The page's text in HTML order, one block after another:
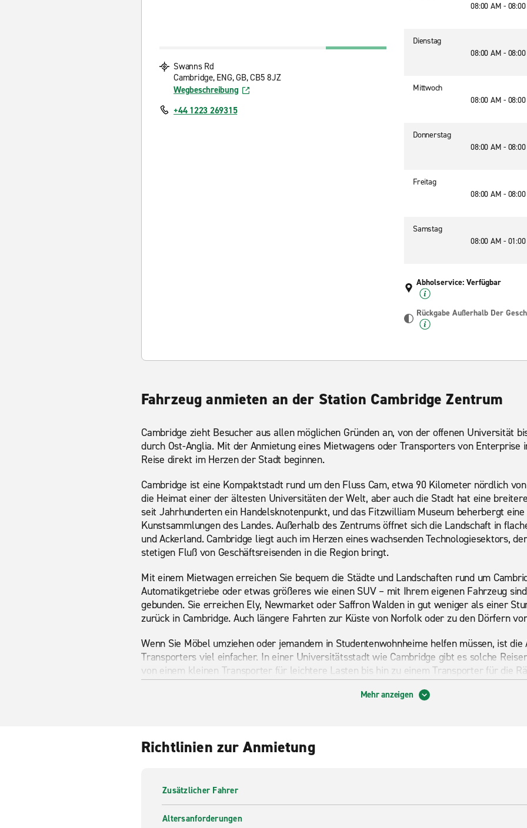
Swanns Rd
Cambridge, ENG, GB, CB5 8JZ
Wegbeschreibung
+44 1223 269315
08:00 AM -
Dienstag
08:00 AM -
Mittwoch
08:00 AM -
Donnerstag
08:00 AM -
Freitag
08:00 AM -
Samstag
08:00 AM -
Abholservice: Verfügbar
Rückgabe Außerhalb Der
Fahrzeug anmieten an der Station Cambridge Zentrum
Cambridge zieht Besucher aus allen möglichen Gründen an, von der offenen Universität
durch Ost-Anglia. Mit der Anmietung eines Mietwagens oder Transporters von Enterprise
Reise direkt im Herzen der Stadt beginnen.
Cambridge ist eine Kompaktstadt rund um den Fluss Cam, etwa 90 Kilometer nördlich
die Heimat einer der ältesten Universitäten der Welt, aber auch die Stadt hat eine
seit Jahrhunderten ein Handelsknotenpunkt, und das Fitzwilliam Museum beherbergt
Kunstsammlungen des Landes. Außerhalb des Zentrums öffnet sich die Landschaft in
und Ackerland. Cambridge liegt auch im Herzen eines wachsenden Technologiesektors,
stetigen Fluß von Geschäftsreisenden in die Region bringt.
Mit einem Mietwagen erreichen Sie bequem die Städte und Landschaften rund um
Automatikgetriebe oder etwas größeres wie einen SUV – mit Ihrem eigenen Fahrzeug
gebunden. Sie erreichen Ely, Newmarket oder Saffron Walden in gut weniger als einer
zurück in Cambridge. Auch längere Fahrten zur Küste von Norfolk oder zu den Dörfern
Wenn Sie Möbel umziehen oder jemandem in Studentenwohnheime helfen müssen, ist die
Transporters viel einfacher. In einer Universitätsstadt wie Cambridge gibt es solche
von einem kleinen Transporter für leichtere Lasten bis hin zu einem Transporter für die
Studentenwohnung. Für Gruppenreisen hält ein 7-Sitzer- oder 9-Sitzer-
Das Imperial war Museum in Duxford ist eines der größten Luftfahrtmuseen Europas. Es
gut für einen halbtägigen Besuch.
Wimpole Estate, das vom National Trust verwaltet wird, ist ein großes Landhaus, das von
Mehr anzeigen
Richtlinien zur Anmietung
Zusätzlicher Fahrer
Altersanforderungen